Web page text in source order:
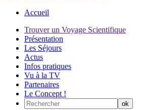
Accueil
Trouver un Voyage Scientifique
Présentation
Les Séjours
Actus
Infos pratiques
Vu à la TV
Partenaires
Le Concept !